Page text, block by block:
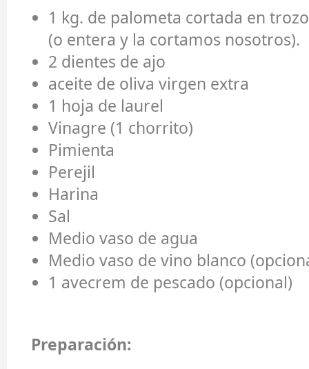
1 kg. de palometa cortada en
(o entera y la cortamos nosotros).
2 dientes de ajo
aceite de oliva virgen extra
1 hoja de laurel
Vinagre (1 chorrito)
Pimienta
Perejil
Harina
Sal
Medio vaso de agua
Medio vaso de vino blanco
1 avecrem de pescado (opcional)
Preparación: